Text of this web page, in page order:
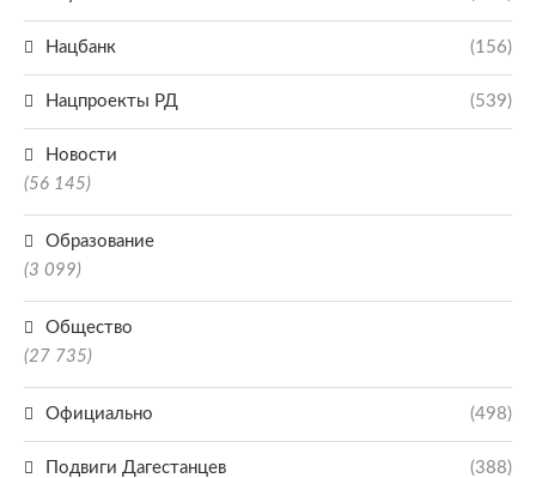
Нацбанк (156)
Нацпроекты РД (539)
Новости
(56 145)
Образование
(3 099)
Общество
(27 735)
Официально (498)
Подвиги Дагестанцев (388)